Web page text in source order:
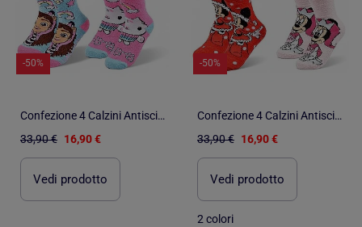
-50%
Confezione 4 Calzini Antiscivolo Bambino GABBY'S
33,90 € 16,90 €
Vedi prodotto
-50%
Confezione 4 Calzini Antiscivolo Bambina Disney MINNIE
33,90 € 16,90 €
Vedi prodotto
2 colori